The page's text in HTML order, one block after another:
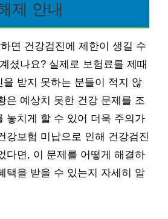
제 안내
면 건강검진에 제한이 생길 수
셨나요? 실제로 보험료를 제때
을 받지 못하는 분들이 적지 않
은 예상치 못한 건강 문제를 조
놓치게 할 수 있어 더욱 주의가
강보험 미납으로 인해 건강검진
다면, 이 문제를 어떻게 해결하
택을 받을 수 있는지 자세히 알